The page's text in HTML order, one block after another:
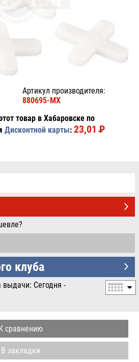
Артикул производителя:
880695-MX
товар в Хабаровске по
Дисконтной карты: 23,01PУБ.
клуба
выдачи: Сегодня -
сравнению
В закладки